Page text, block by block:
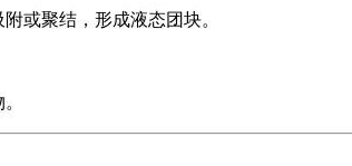
或聚结，形成液态团块。